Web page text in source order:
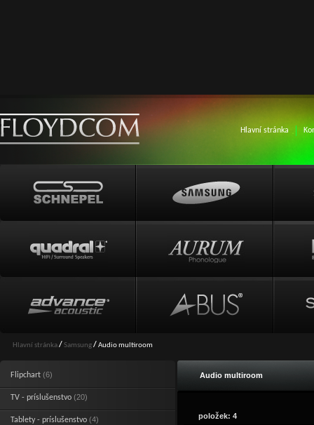
Hlavní stránka
Hlavní stránka/ Samsung/ Audio multiroom
Flipchart (6)
TV - príslušenstvo (20)
Tablety - príslušenstvo (4)
Audio multiroom
položek: 4